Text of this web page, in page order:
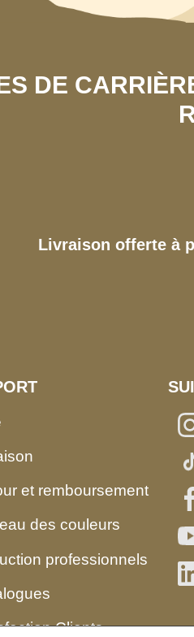
DE
Livraison offerte à
et remboursement
des couleurs
professionnels
Clients